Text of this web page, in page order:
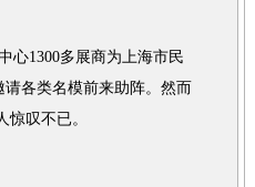
1300多展商为上海市民
各类名模前来助阵。然而
叹不已。